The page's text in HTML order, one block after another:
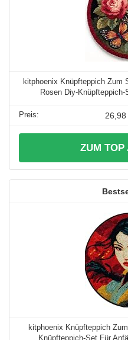
kitphoenix Knüpfteppich Zum
Rosen Diy-Knüpfteppich-
26,98
ZUM TOP
kitphoenix Knüpfteppich
Knüpfteppich-Set Für